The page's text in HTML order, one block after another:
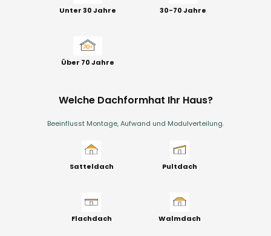
Unter 30 Jahre 30-70 Jahre
Über 70 Jahre
Welche Dachformhat Ihr Haus?
Beeinflusst Montage, Aufwand und Modulverteilung.
Satteldach Pultdach
Flachdach Walmdach